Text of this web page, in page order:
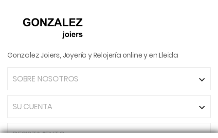
Gonzalez Joiers, Joyería y Relojería online y en Lleida
SOBRE NOSOTROS 
SU CUENTA 
DESISTIMIENTO